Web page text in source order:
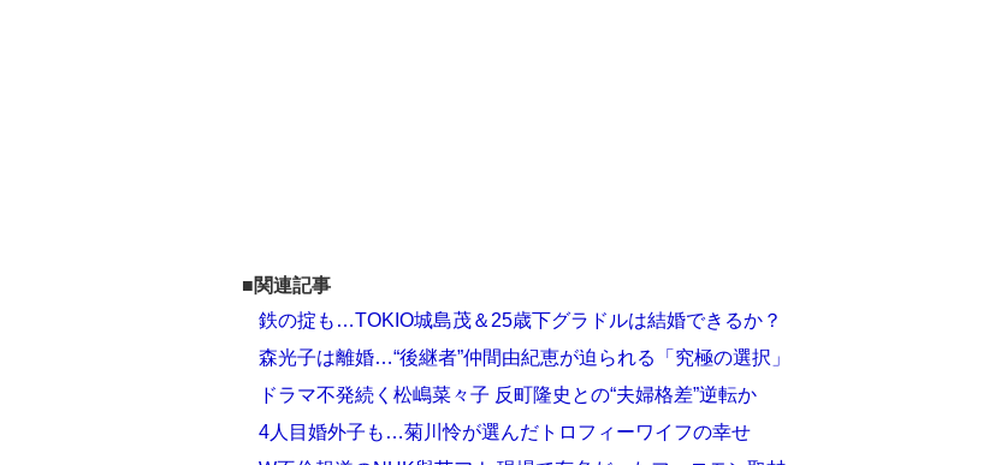
■関連記事
鉄の掟も…TOKIO城島茂＆25歳下グラドルは結婚できるか？
森光子は離婚…“後継者”仲間由紀恵が迫られる「究極の選択」
ドラマ不発続く松嶋菜々子 反町隆史との“夫婦格差”逆転か
4人目婚外子も…菊川怜が選んだトロフィーワイフの幸せ